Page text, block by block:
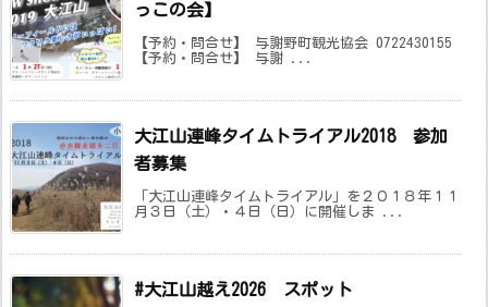
っこの会】
【予約・問合せ】 与謝野町観光協会 0722430155
【予約・問合せ】 与謝 ...
大江山連峰タイムトライアル2018 参加
者募集
「大江山連峰タイムトライアル」を２０１８年１１
月３日（土）・４日（日）に開催しま ...
#大江山越え2026 スポット